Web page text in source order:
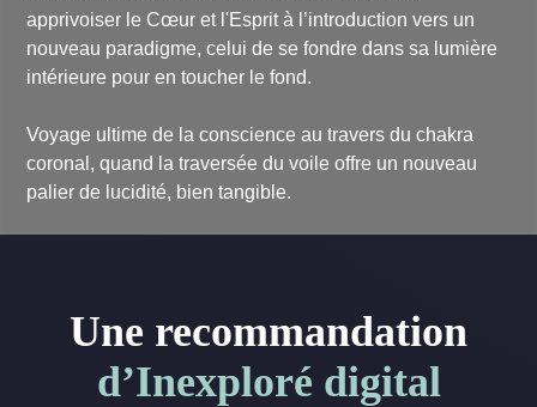
apprivoiser le Cœur et l'Esprit à l’introduction vers un
nouveau paradigme, celui de se fondre dans sa lumière
intérieure pour en toucher le fond.
Voyage ultime de la conscience au travers du chakra
coronal, quand la traversée du voile offre un nouveau
palier de lucidité, bien tangible.
Une recommandation
d’Inexploré digital